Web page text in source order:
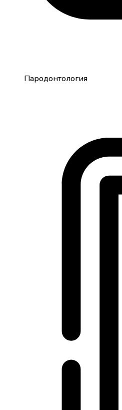
Пародонтология